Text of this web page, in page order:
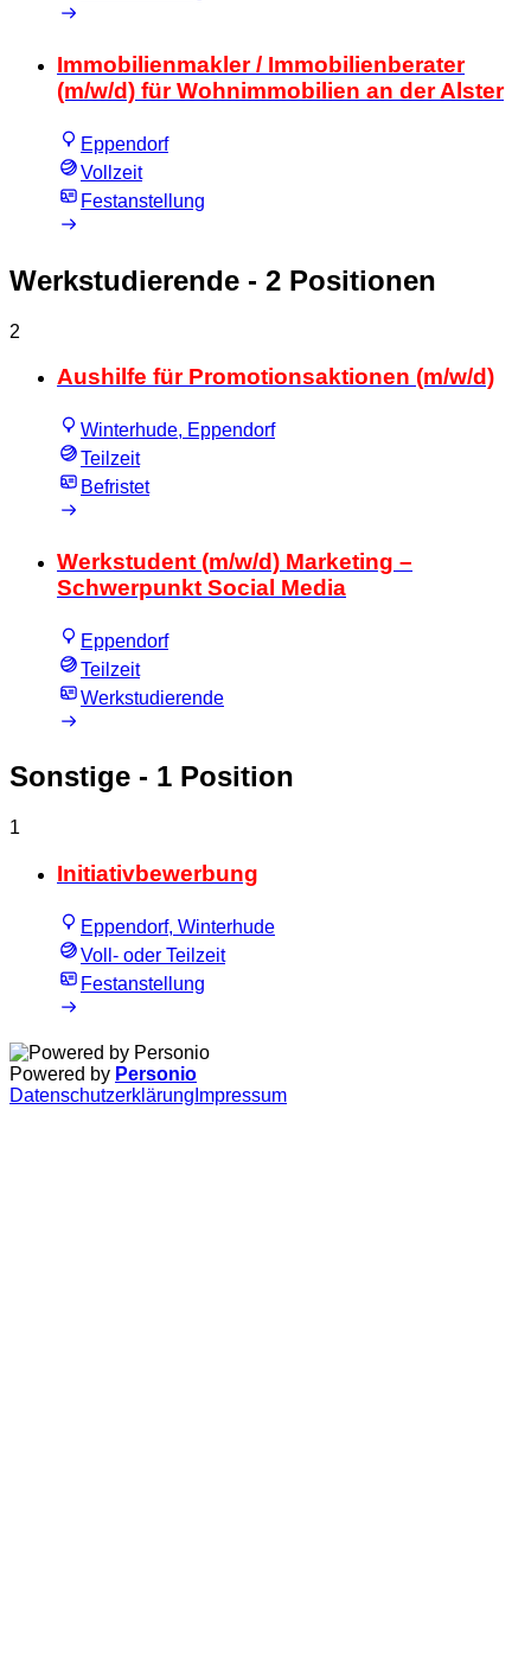
Immobilienmakler / Immobilienberater
(m/w/d) für Wohnimmobilien an der Alster
Eppendorf
Vollzeit
Festanstellung
Werkstudierende - 2 Positionen
2
Aushilfe für Promotionsaktionen (m/w/d)
Winterhude, Eppendorf
Teilzeit
Befristet
Werkstudent (m/w/d) Marketing –
Schwerpunkt Social Media
Eppendorf
Teilzeit
Werkstudierende
Sonstige - 1 Position
1
Initiativbewerbung
Eppendorf, Winterhude
Voll- oder Teilzeit
Festanstellung
Powered by Personio
Datenschutzerklärung Impressum